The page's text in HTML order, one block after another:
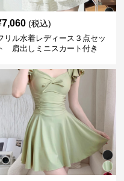
7,060 (税込)
リル水着レディース３点セッ
肩出しミニスカート付き